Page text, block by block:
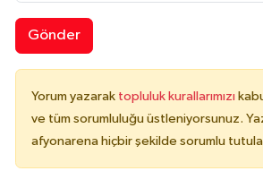
Gönder
Yorum yazarak topluluk kurallarımızı
ve tüm sorumluluğu üstleniyorsunuz.
afyonarena hiçbir şekilde sorumlu